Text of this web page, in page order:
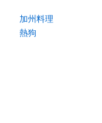
加州料理
熱狗